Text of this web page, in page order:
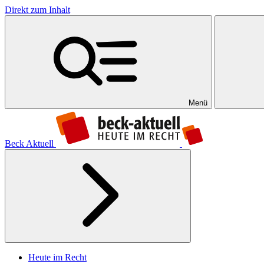
Direkt zum Inhalt
Menü
Beck Aktuell
Heute im Recht